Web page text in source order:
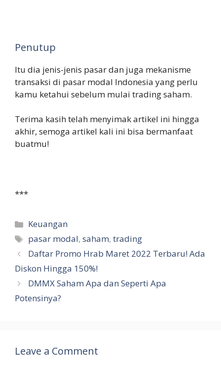
Penutup
Itu dia jenis-jenis pasar dan juga mekanisme
transaksi di pasar modal Indonesia yang perlu
kamu ketahui sebelum mulai trading saham.
Terima kasih telah menyimak artikel ini hingga
akhir, semoga artikel kali ini bisa bermanfaat
buatmu!
***
Categories
Keuangan
Tags
pasar modal,saham,trading
Daftar Promo Hrab Maret 2022 Terbaru! Ada
Diskon Hingga 150%!
DMMX Saham Apa dan Seperti Apa
Potensinya?
Leave a Comment